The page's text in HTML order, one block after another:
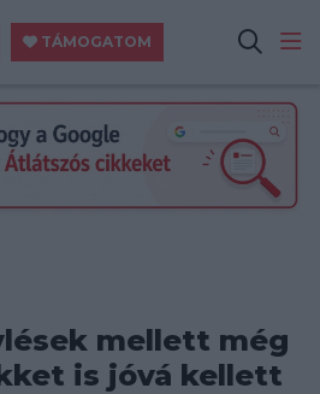
TÁMOGATOM
mellett még
is jóvá kellett